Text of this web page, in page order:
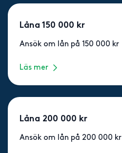
Låna 150 000 kr
Ansök om lån på 150 000 kr
Läs mer
Låna 200 000 kr
Ansök om lån på 200 000 kr